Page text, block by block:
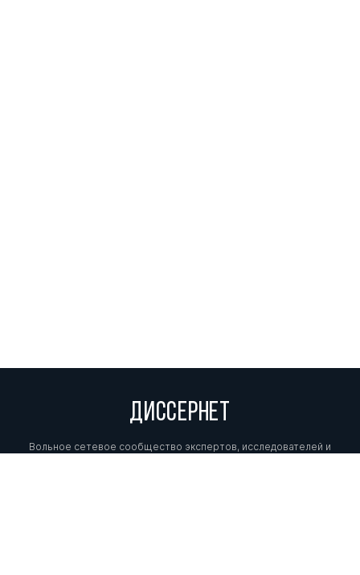
ДИССЕРНЕТ
Вольное сетевое сообщество экспертов, исследователей и